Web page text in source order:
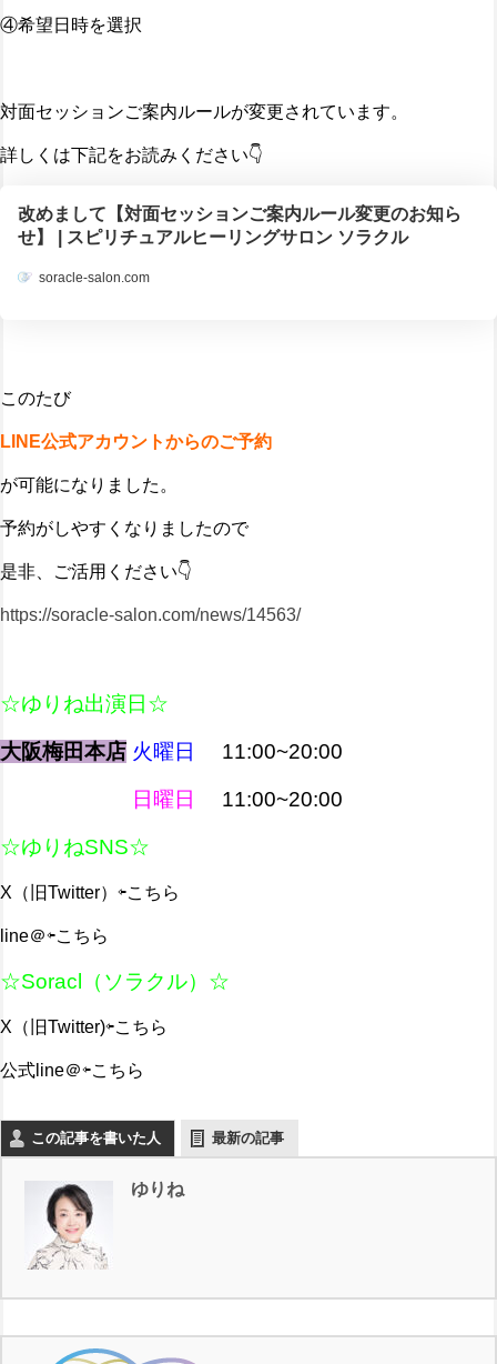
④希望日時を選択
対面セッションご案内ルールが変更されています。
詳しくは下記をお読みください👇️
改めまして【対面セッションご案内ルール変更のお知ら
せ】 | スピリチュアルヒーリングサロン ソラクル
soracle-salon.com
このたび
LINE公式アカウントからのご予約
が可能になりました。
予約がしやすくなりましたので
是非、ご活用ください👇️
https://soracle-salon.com/news/14563/
☆ゆりね出演日☆
大阪梅田本店 火曜日 11:00~20:00
日曜日 11:00~20:00
☆ゆりねSNS☆
X（旧Twitter） ⇦こちら
line＠⇦こちら
☆Soracl（ソラクル）☆
X（旧Twitter)⇦こちら
公式line＠⇦こちら
この記事を書いた人 最新の記事
ゆりね